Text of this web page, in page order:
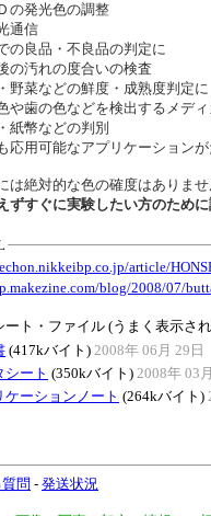
の発光色の調整
通信
の良品・不良品の判定に
の汚れの度合いの検査
野菜などの鮮度・成熟度判定に
や歯の色などを検出するメデ
紙幣などの判別
用可能なアプリケーションが
は絶対的な色の確度はありま
ずすぐに実験したい方のため
article/
blog/2008/07/
ート・ファイル (うまく表示さ
(417kバイト) 2008年 06月 29日
シート (350kバイト) 2008年 03
ケーションノート (264kバイト)
問 - 発送状況